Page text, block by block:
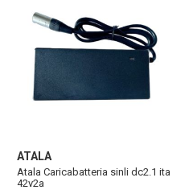
ATALA
Atala Caricabatteria sinli dc2.1 ita
42v2a